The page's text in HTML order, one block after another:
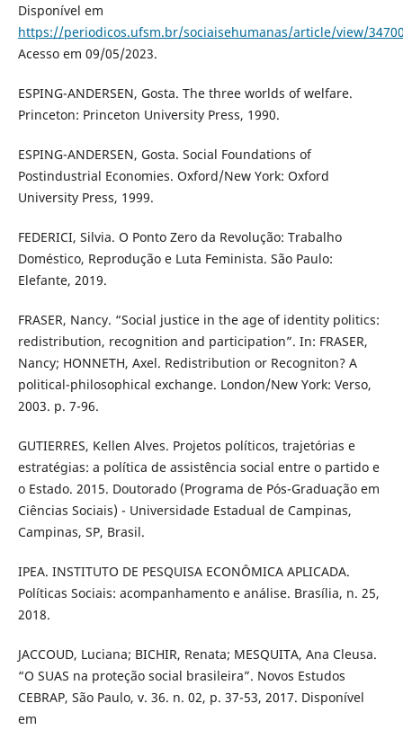
Disponível em
https://periodicos.ufsm.br/sociaisehumanas/article/view/
Acesso em 09/05/2023.
ESPING-ANDERSEN, Gosta. The three worlds of welfare.
Princeton: Princeton University Press, 1990.
ESPING-ANDERSEN, Gosta. Social Foundations of
Postindustrial Economies. Oxford/New York: Oxford
University Press, 1999.
FEDERICI, Silvia. O Ponto Zero da Revolução: Trabalho
Doméstico, Reprodução e Luta Feminista. São Paulo:
Elefante, 2019.
FRASER, Nancy. “Social justice in the age of identity politics:
redistribution, recognition and participation”. In: FRASER,
Nancy; HONNETH, Axel. Redistribution or Recogniton? A
political-philosophical exchange. London/New York: Verso,
2003. p. 7-96.
GUTIERRES, Kellen Alves. Projetos políticos, trajetórias e
estratégias: a política de assistência social entre o partido e
o Estado. 2015. Doutorado (Programa de Pós-Graduação em
Ciências Sociais) - Universidade Estadual de Campinas,
Campinas, SP, Brasil.
IPEA. INSTITUTO DE PESQUISA ECONÔMICA APLICADA.
Políticas Sociais: acompanhamento e análise. Brasília, n. 25,
2018.
JACCOUD, Luciana; BICHIR, Renata; MESQUITA, Ana Cleusa.
“O SUAS na proteção social brasileira”. Novos Estudos
CEBRAP, São Paulo, v. 36. n. 02, p. 37-53, 2017. Disponível
em